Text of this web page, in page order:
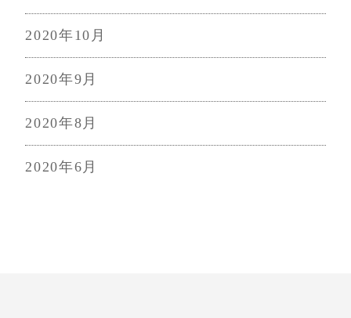
2020年10月
2020年9月
2020年8月
2020年6月